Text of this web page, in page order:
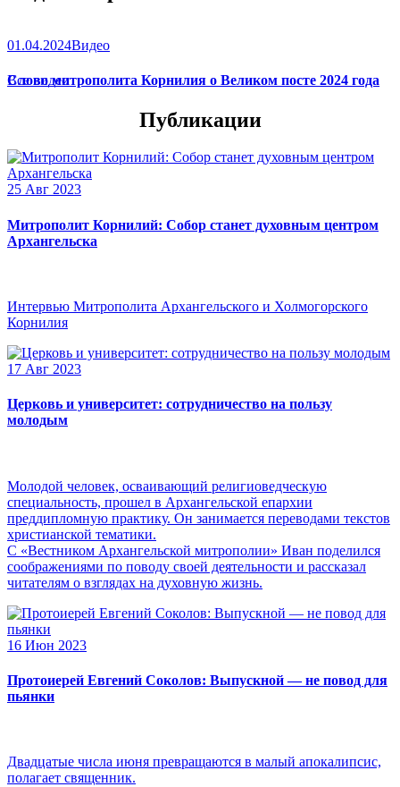
01.04.2024Видео
Слово митрополита Корнилия о Великом посте 2024 года
Все видео
Публикации
25 Авг 2023
Митрополит Корнилий: Собор станет духовным центром
Архангельска
Интервью Митрополита Архангельского и Холмогорского
Корнилия
17 Авг 2023
Церковь и университет: сотрудничество на пользу
молодым
Молодой человек, осваивающий религиоведческую
специальность, прошел в Архангельской епархии
преддипломную практику. Он занимается переводами текстов
христианской тематики.
С «Вестником Архангельской митрополии» Иван поделился
соображениями по поводу своей деятельности и рассказал
читателям о взглядах на духовную жизнь.
16 Июн 2023
Протоиерей Евгений Соколов: Выпускной — не повод для
пьянки
Двадцатые числа июня превращаются в малый апокалипсис,
полагает священник.